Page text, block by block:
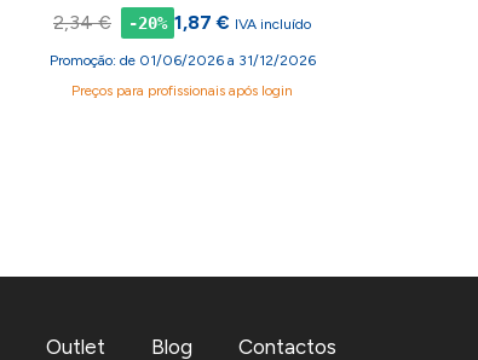
2,34 € -20% 1,87 € IVA incluído
Promoção: de 01/06/2026 a 31/12/2026
Preços para profissionais após login
Outlet Blog Contactos